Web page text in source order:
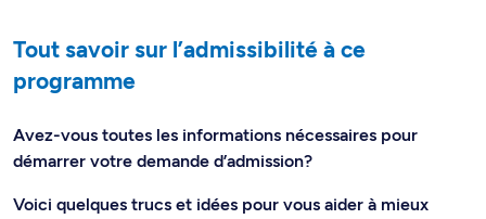
Tout savoir sur l’admissibilité à ce
programme
Avez-vous toutes les informations nécessaires pour
démarrer votre demande d’admission?
Voici quelques trucs et idées pour vous aider à mieux